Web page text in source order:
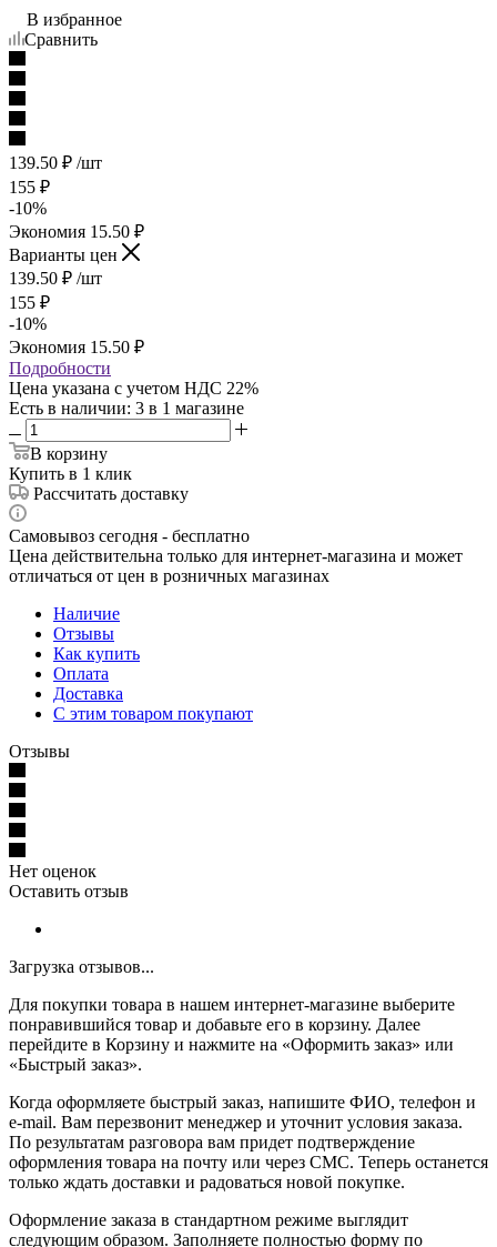
В избранное
Сравнить
139.50 ₽ /шт
155 ₽
-10%
Экономия 15.50 ₽
Варианты цен
139.50 ₽ /шт
155 ₽
-10%
Экономия 15.50 ₽
Подробности
Цена указана с учетом НДС 22%
Есть в наличии: 3 в 1 магазине
В корзину
Купить в 1 клик
Рассчитать доставку
Самовывоз сегодня - бесплатно
Цена действительна только для интернет-магазина и может
отличаться от цен в розничных магазинах
Наличие
Отзывы
Как купить
Оплата
Доставка
С этим товаром покупают
Отзывы
Нет оценок
Оставить отзыв
Загрузка отзывов...
Для покупки товара в нашем интернет-магазине выберите
понравившийся товар и добавьте его в корзину. Далее
перейдите в Корзину и нажмите на «Оформить заказ» или
«Быстрый заказ».
Когда оформляете быстрый заказ, напишите ФИО, телефон и
e-mail. Вам перезвонит менеджер и уточнит условия заказа.
По результатам разговора вам придет подтверждение
оформления товара на почту или через СМС. Теперь останется
только ждать доставки и радоваться новой покупке.
Оформление заказа в стандартном режиме выглядит
следующим образом. Заполняете полностью форму по